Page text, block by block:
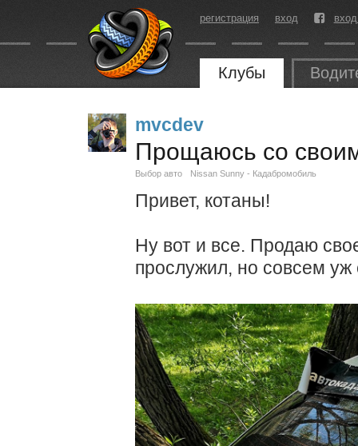
регистрация вход
Клубы
mvcdev
Прощаюсь со
Выбор авто Nissan Sunny - Кадабромобиль
Привет, котаны!
Ну вот и все. Продаю
прослужил, но совсем уж